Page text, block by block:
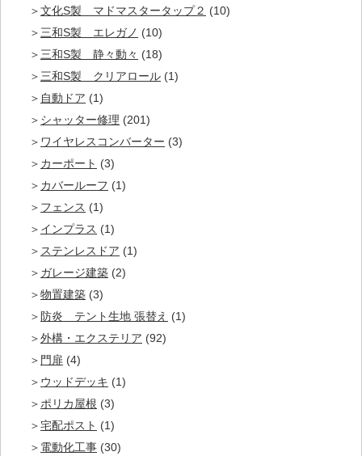
文化S製 マドマスタータップ２ (10)
三和S製 エレガノ (10)
三和S製 静々動々 (18)
三和S製 クリアロール (1)
自動ドア (1)
シャッター修理 (201)
ワイヤレスコンバーター (3)
カーポート (3)
カバールーフ (1)
フェンス (1)
インプラス (1)
ステンレスドア (1)
ガレージ建築 (2)
物置建築 (3)
防炎 テント生地 張替え (1)
外構・エクステリア (92)
門扉 (4)
ウッドデッキ (1)
ポリカ屋根 (3)
宅配ポスト (1)
電動化工事 (30)